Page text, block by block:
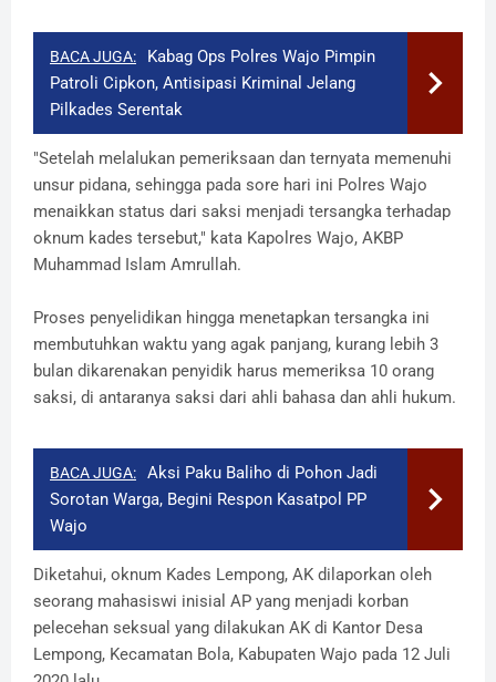
BACA JUGA:
Kabag Ops Polres Wajo Pimpin
Patroli Cipkon, Antisipasi Kriminal Jelang
Pilkades Serentak
"Setelah melalukan pemeriksaan dan ternyata memenuhi
unsur pidana, sehingga pada sore hari ini Polres Wajo
menaikkan status dari saksi menjadi tersangka terhadap
oknum kades tersebut," kata Kapolres Wajo, AKBP
Muhammad Islam Amrullah.
Proses penyelidikan hingga menetapkan tersangka ini
membutuhkan waktu yang agak panjang, kurang lebih 3
bulan dikarenakan penyidik harus memeriksa 10 orang
saksi, di antaranya saksi dari ahli bahasa dan ahli hukum.
BACA JUGA:
Aksi Paku Baliho di Pohon Jadi
Sorotan Warga, Begini Respon Kasatpol PP
Wajo
Diketahui, oknum Kades Lempong, AK dilaporkan oleh
seorang mahasiswi inisial AP yang menjadi korban
pelecehan seksual yang dilakukan AK di Kantor Desa
Lempong, Kecamatan Bola, Kabupaten Wajo pada 12 Juli